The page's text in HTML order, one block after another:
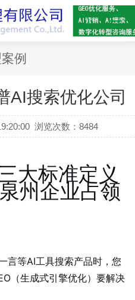
例
AI搜索优化公司
浏览次数：8484
大标准定义
州企业占领
言等AI工具搜索产品时，您
（生成式引擎优化）要解决